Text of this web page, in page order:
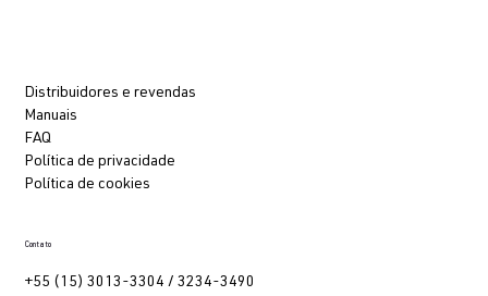
Distribuidores e revendas
Manuais
FAQ
Política de privacidade
Política de cookies
Contato
+55 (15) 3013-3304 / 3234-3490